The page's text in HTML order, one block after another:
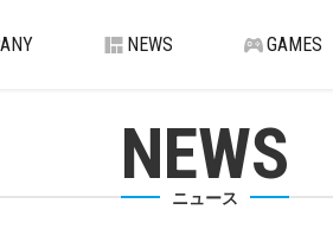
NEWS GAMES
NEWS
ニュース